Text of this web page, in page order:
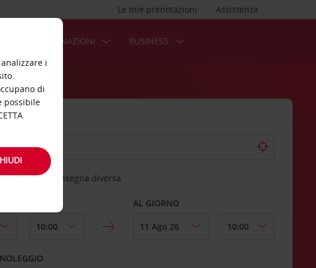
Assistenza
Le mie prenotazioni
DESTINAZIONI BUSINESS
località di riconsegna diversa
AL GIORNO
i
di
possibile